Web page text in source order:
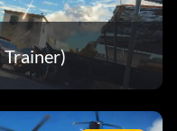
Trainer)